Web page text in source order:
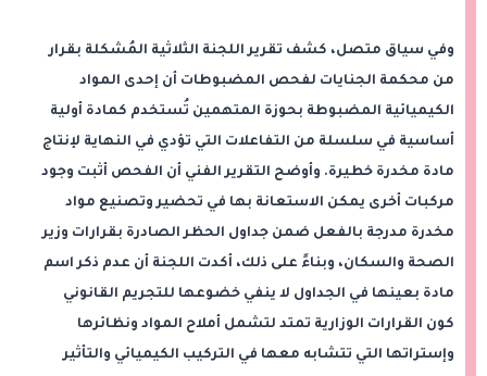
وفي سياق متصل، كشف تقرير اللجنة الثلاثية المُشكلة بقرار
من محكمة الجنايات لفحص المضبوطات أن إحدى المواد
الكيميائية المضبوطة بحوزة المتهمين تُستخدم كمادة أولية
أساسية في سلسلة من التفاعلات التي تؤدي في النهاية لإنتاج
مادة مخدرة خطيرة. وأوضح التقرير الفني أن الفحص أثبت وجود
مركبات أخرى يمكن الاستعانة بها في تحضير وتصنيع مواد
مخدرة مدرجة بالفعل ضمن جداول الحظر الصادرة بقرارات وزير
الصحة والسكان، وبناءً على ذلك، أكدت اللجنة أن عدم ذكر اسم
مادة بعينها في الجداول لا ينفي خضوعها للتجريم القانوني
كون القرارات الوزارية تمتد لتشمل أملاح المواد ونظائرها
وإستراتها التي تتشابه معها في التركيب الكيميائي والتأثير